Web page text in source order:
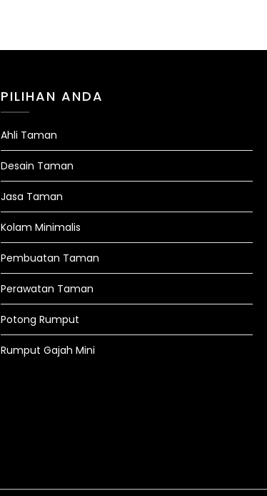
PILIHAN ANDA
Ahli Taman
Desain Taman
Jasa Taman
Kolam Minimalis
Pembuatan Taman
Perawatan Taman
Potong Rumput
Rumput Gajah Mini